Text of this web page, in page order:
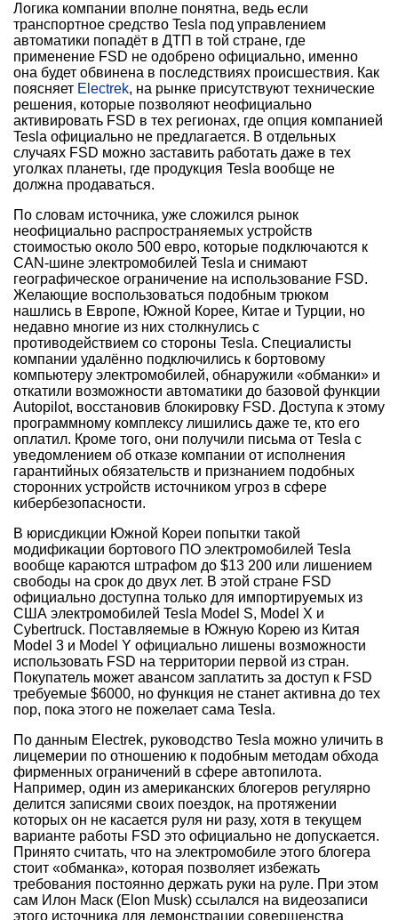
Логика компании вполне понятна, ведь если
транспортное средство Tesla под управлением
автоматики попадёт в ДТП в той стране, где
применение FSD не одобрено официально, именно
она будет обвинена в последствиях происшествия. Как
поясняет Electrek, на рынке присутствуют технические
решения, которые позволяют неофициально
активировать FSD в тех регионах, где опция компанией
Tesla официально не предлагается. В отдельных
случаях FSD можно заставить работать даже в тех
уголках планеты, где продукция Tesla вообще не
должна продаваться.
По словам источника, уже сложился рынок
неофициально распространяемых устройств
стоимостью около 500 евро, которые подключаются к
CAN-шине электромобилей Tesla и снимают
географическое ограничение на использование FSD.
Желающие воспользоваться подобным трюком
нашлись в Европе, Южной Корее, Китае и Турции, но
недавно многие из них столкнулись с
противодействием со стороны Tesla. Специалисты
компании удалённо подключились к бортовому
компьютеру электромобилей, обнаружили «обманки» и
откатили возможности автоматики до базовой функции
Autopilot, восстановив блокировку FSD. Доступа к этому
программному комплексу лишились даже те, кто его
оплатил. Кроме того, они получили письма от Tesla с
уведомлением об отказе компании от исполнения
гарантийных обязательств и признанием подобных
сторонних устройств источником угроз в сфере
кибербезопасности.
В юрисдикции Южной Кореи попытки такой
модификации бортового ПО электромобилей Tesla
вообще караются штрафом до $13 200 или лишением
свободы на срок до двух лет. В этой стране FSD
официально доступна только для импортируемых из
США электромобилей Tesla Model S, Model X и
Cybertruck. Поставляемые в Южную Корею из Китая
Model 3 и Model Y официально лишены возможности
использовать FSD на территории первой из стран.
Покупатель может авансом заплатить за доступ к FSD
требуемые $6000, но функция не станет активна до тех
пор, пока этого не пожелает сама Tesla.
По данным Electrek, руководство Tesla можно уличить в
лицемерии по отношению к подобным методам обхода
фирменных ограничений в сфере автопилота.
Например, один из американских блогеров регулярно
делится записями своих поездок, на протяжении
которых он не касается руля ни разу, хотя в текущем
варианте работы FSD это официально не допускается.
Принято считать, что на электромобиле этого блогера
стоит «обманка», которая позволяет избежать
требования постоянно держать руки на руле. При этом
сам Илон Маск (Elon Musk) ссылался на видеозаписи
этого источника для демонстрации совершенства